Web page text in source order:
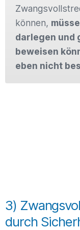
können,
darlegen und
beweisen
eben nicht
3)
durch